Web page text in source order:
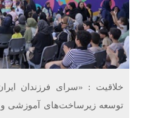
دریافت می‌کنند
غرفه‌های «نگارا» در مرزهای اربعین
زائران هستند
خلاقیت : «سرای فرزندان
توسعه زیرساخت‌های آموزشی و